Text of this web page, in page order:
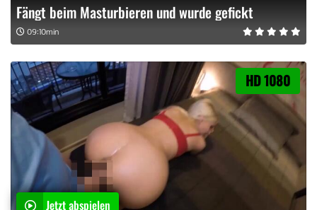
Fängt beim Masturbieren und wurde gefickt
09:10min
HD 1080
Jetzt abspielen